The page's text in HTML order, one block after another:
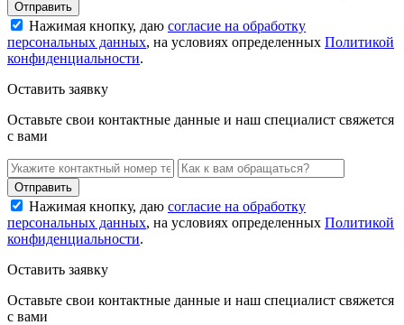
Нажимая кнопку, даю согласие на обработку
персональных данных, на условиях определенных Политикой
конфиденциальности.
Оставить заявку
Оставьте свои контактные данные и наш специалист свяжется
с вами
Нажимая кнопку, даю согласие на обработку
персональных данных, на условиях определенных Политикой
конфиденциальности.
Оставить заявку
Оставьте свои контактные данные и наш специалист свяжется
с вами